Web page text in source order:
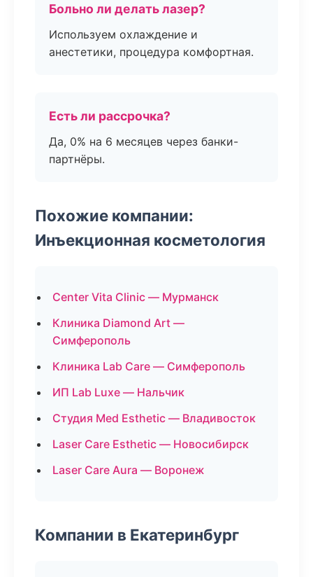
Больно ли делать лазер?
Используем охлаждение и
анестетики, процедура комфортная.
Есть ли рассрочка?
Да, 0% на 6 месяцев через банки-
партнёры.
Похожие компании:
Инъекционная косметология
Center Vita Clinic — Мурманск
Клиника Diamond Art —
Симферополь
Клиника Lab Care — Симферополь
ИП Lab Luxe — Нальчик
Студия Med Esthetic — Владивосток
Laser Care Esthetic — Новосибирск
Laser Care Aura — Воронеж
Компании в Екатеринбург